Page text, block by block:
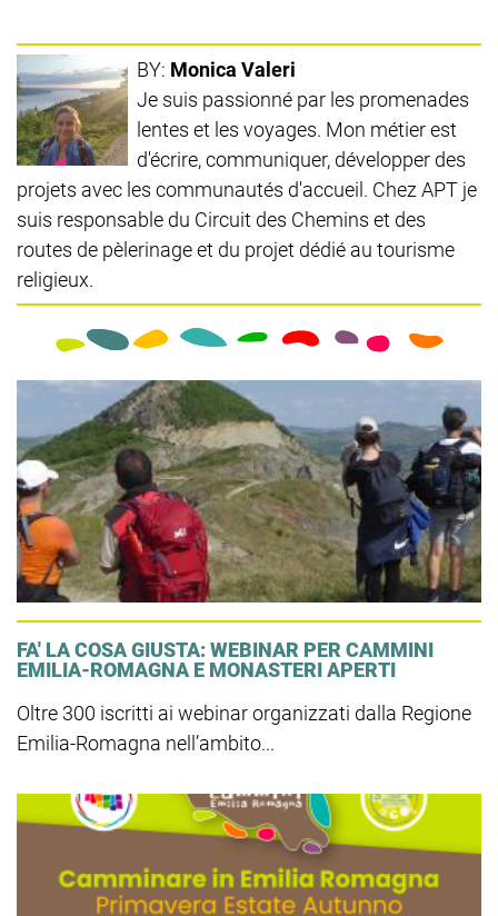
BY: Monica Valeri
Je suis passionné par les promenades
lentes et les voyages. Mon métier est
d'écrire, communiquer, développer des
projets avec les communautés d'accueil. Chez APT je
suis responsable du Circuit des Chemins et des
routes de pèlerinage et du projet dédié au tourisme
religieux.
FA' LA COSA GIUSTA: WEBINAR PER CAMMINI
EMILIA-ROMAGNA E MONASTERI APERTI
Oltre 300 iscritti ai webinar organizzati dalla Regione
Emilia-Romagna nell’ambito...